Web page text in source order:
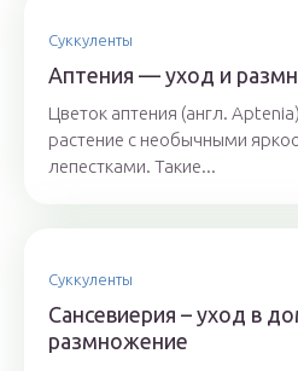
Суккуленты
Аптения — уход и
Цветок аптения (англ.
растение с необычными
лепестками. Такие...
Суккуленты
Сансевиерия – уход в
размножение